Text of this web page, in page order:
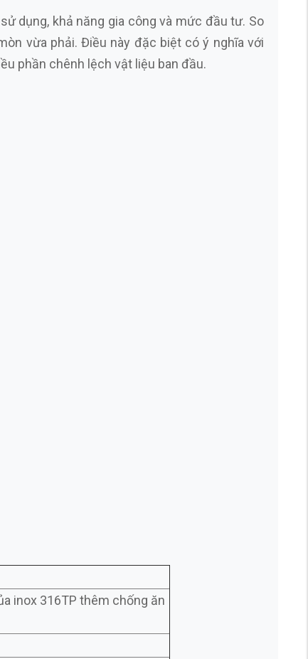
dụng, khả năng gia công và mức đầu tư. So
vừa phải. Điều này đặc biệt có ý nghĩa với
phần chênh lệch vật liệu ban đầu.
inox 316TP thêm chống ăn